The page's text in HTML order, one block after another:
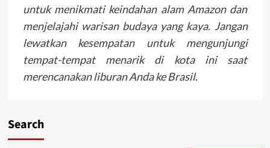
untuk menikmati keindahan alam Amazon dan
menjelajahi warisan budaya yang kaya. Jangan
lewatkan kesempatan untuk mengunjungi
tempat-tempat menarik di kota ini saat
merencanakan liburan Anda ke Brasil.
Search